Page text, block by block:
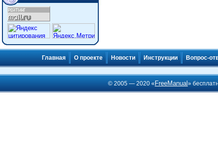
Главная О проекте Новости Инструкции Вопрос-
© 2005 — 2020 « FreeManual»